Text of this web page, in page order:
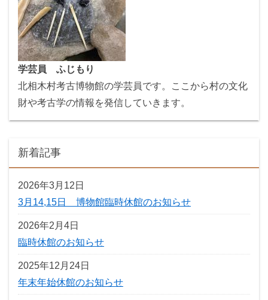
学芸員 ふじもり
北相木村考古博物館の学芸員です。ここから村の文化
財や考古学の情報を発信していきます。
新着記事
2026年3月12日
3月14,15日 博物館臨時休館のお知らせ
2026年2月4日
臨時休館のお知らせ
2025年12月24日
年末年始休館のお知らせ